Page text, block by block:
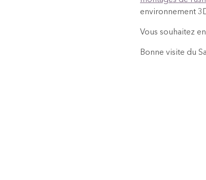
environnement
Vous souhaitez
Bonne visite du